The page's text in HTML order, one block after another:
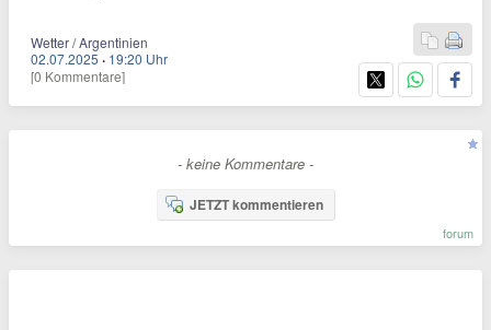
Wetter / Argentinien
02.07.2025 · 19:20 Uhr
[0 Kommentare]
- keine Kommentare -
JETZT kommentieren
forum